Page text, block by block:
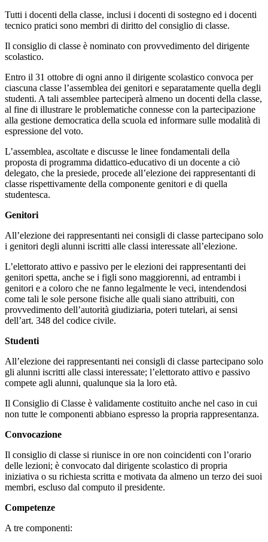
Tutti i docenti della classe, inclusi i docenti di sostegno ed i docenti
tecnico pratici sono membri di diritto del consiglio di classe.
Il consiglio di classe è nominato con provvedimento del dirigente
scolastico.
Entro il 31 ottobre di ogni anno il dirigente scolastico convoca per
ciascuna classe l’assemblea dei genitori e separatamente quella degli
studenti. A tali assemblee parteciperà almeno un docenti della classe,
al fine di illustrare le problematiche connesse con la partecipazione
alla gestione democratica della scuola ed informare sulle modalità di
espressione del voto.
L’assemblea, ascoltate e discusse le linee fondamentali della
proposta di programma didattico-educativo di un docente a ciò
delegato, che la presiede, procede all’elezione dei rappresentanti di
classe rispettivamente della componente genitori e di quella
studentesca.
Genitori
All’elezione dei rappresentanti nei consigli di classe partecipano solo
i genitori degli alunni iscritti alle classi interessate all’elezione.
L’elettorato attivo e passivo per le elezioni dei rappresentanti dei
genitori spetta, anche se i figli sono maggiorenni, ad entrambi i
genitori e a coloro che ne fanno legalmente le veci, intendendosi
come tali le sole persone fisiche alle quali siano attribuiti, con
provvedimento dell’autorità giudiziaria, poteri tutelari, ai sensi
dell’art. 348 del codice civile.
Studenti
All’elezione dei rappresentanti nei consigli di classe partecipano solo
gli alunni iscritti alle classi interessate; l’elettorato attivo e passivo
compete agli alunni, qualunque sia la loro età.
Il Consiglio di Classe è validamente costituito anche nel caso in cui
non tutte le componenti abbiano espresso la propria rappresentanza.
Convocazione
Il consiglio di classe si riunisce in ore non coincidenti con l’orario
delle lezioni; è convocato dal dirigente scolastico di propria
iniziativa o su richiesta scritta e motivata da almeno un terzo dei suoi
membri, escluso dal computo il presidente.
Competenze
A tre componenti: